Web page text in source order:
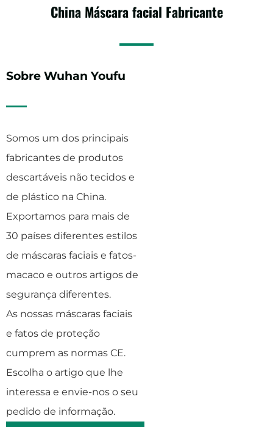
China Máscara facial Fabricante
Sobre Wuhan Youfu
Somos um dos principais
fabricantes de produtos
descartáveis não tecidos e
de plástico na China.
Exportamos para mais de
30 países diferentes estilos
de máscaras faciais e fatos-
macaco e outros artigos de
segurança diferentes.
As nossas máscaras faciais
e fatos de proteção
cumprem as normas CE.
Escolha o artigo que lhe
interessa e envie-nos o seu
pedido de informação.